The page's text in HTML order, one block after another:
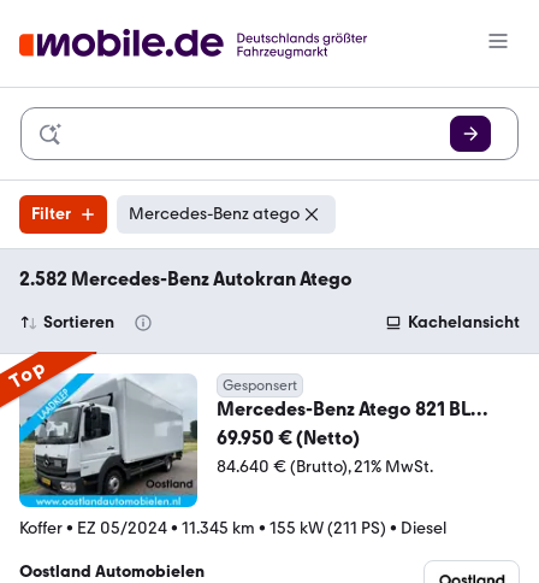
Filter Mercedes-Benz atego
2.582 Mercedes-Benz Autokran Atego
Sortieren Kachelansicht
Top Gesponsert
Mercedes-Benz Atego 821 BL
Euro6 Automaat Bakwagen / 3
zitplaa
69.950 € (Netto)
84.640 € (Brutto) 21% MwSt.
Koffer• EZ 05/2024• 11.345 km • 155 kW (211 PS) • Diesel
Oostland Automobielen